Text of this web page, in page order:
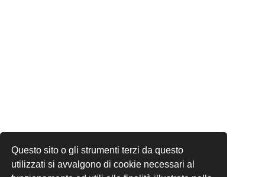
Questo sito o gli strumenti terzi da questo
utilizzati si avvalgono di cookie necessari al